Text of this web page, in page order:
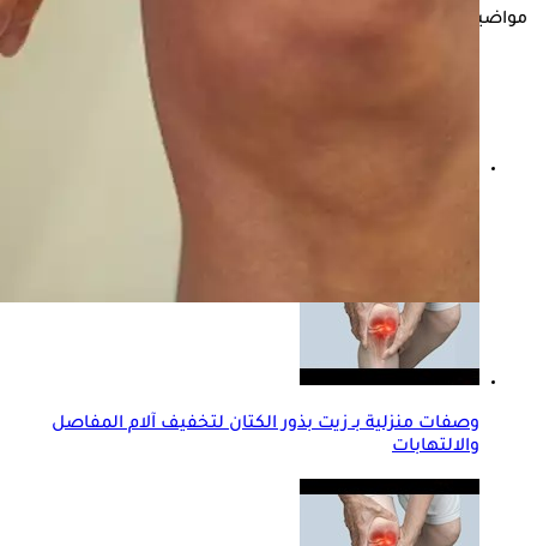
مواضيع ذات صلة
تمزق غضروف الركبة.. طبيب يوضح الأعراض التي تحتاج
وصفات منزلية بـ زيت بذور الكتان لتخفيف آلام المفاصل
والالتهابات